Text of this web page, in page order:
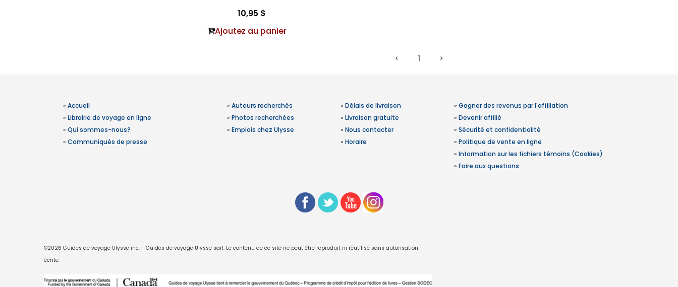
10,95 $
Ajoutez au panier
1
» Accueil
» Librairie de voyage en ligne
» Qui sommes-nous?
» Communiqués de presse
» Auteurs recherchés
» Photos recherchées
» Emplois chez Ulysse
» Délais de livraison
» Livraison gratuite
» Nous contacter
» Horaire
» Gagner des revenus par l'affiliation
» Devenir affilié
» Sécurité et confidentialité
» Politique de vente en ligne
» Information sur les fichiers témoins (Cookies)
» Foire aux questions
©2026 Guides de voyage Ulysse inc. - Guides de voyage Ulysse sarl. Le contenu de ce site ne peut être reproduit ni réutilisé sans autorisation
écrite.